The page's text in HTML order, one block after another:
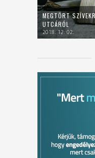
MEGTÖRT
UTCÁRÓL
2018. 12. 02.